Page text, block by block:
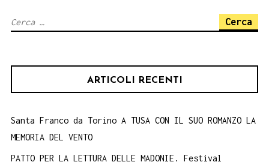
Ricerca
ARTICOLI RECENTI
Santa Franco da Torino A TUSA CON IL SUO ROMANZO LA
MEMORIA DEL VENTO
PATTO PER LA LETTURA DELLE MADONIE. Festival